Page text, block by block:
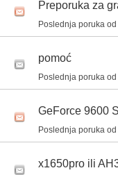
Preporuka za
Poslednja poruka od
pomoć
Poslednja poruka od
GeForce 9600
Poslednja poruka od
x1650pro ili